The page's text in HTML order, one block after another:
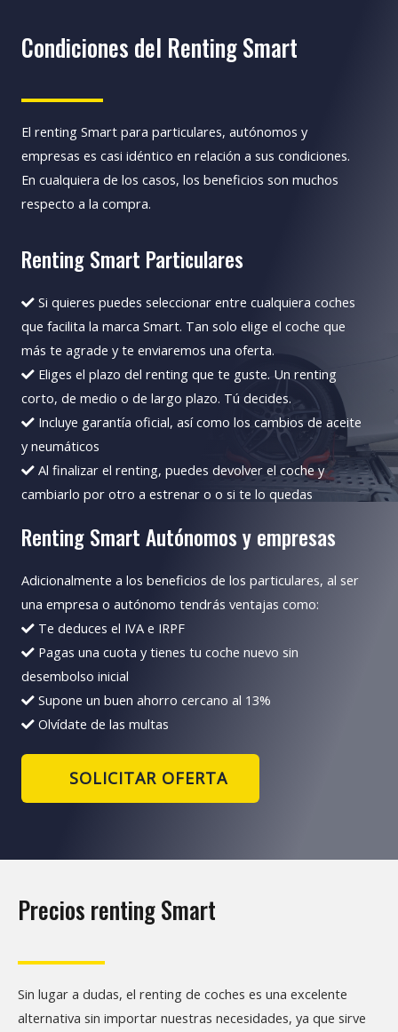
Condiciones del Renting Smart
El renting Smart para particulares, autónomos y
empresas es casi idéntico en relación a sus condiciones.
En cualquiera de los casos, los beneficios son muchos
respecto a la compra.
Renting Smart Particulares
Si quieres puedes seleccionar entre cualquiera coches
que facilita la marca Smart. Tan solo elige el coche que
más te agrade y te enviaremos una oferta.
Eliges el plazo del renting que te guste. Un renting
corto, de medio o de largo plazo. Tú decides.
Incluye garantía oficial, así como los cambios de aceite
y neumáticos
Al finalizar el renting, puedes devolver el coche y
cambiarlo por otro a estrenar o o si te lo quedas
Renting Smart Autónomos y empresas
Adicionalmente a los beneficios de los particulares, al ser
una empresa o autónomo tendrás ventajas como:
Te deduces el IVA e IRPF
Pagas una cuota y tienes tu coche nuevo sin
desembolso inicial
Supone un buen ahorro cercano al 13%
Olvídate de las multas
SOLICITAR OFERTA
Precios renting Smart
Sin lugar a dudas, el renting de coches es una excelente
alternativa sin importar nuestras necesidades, ya que sirve